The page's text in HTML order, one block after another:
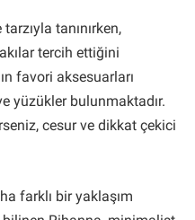
tanınırken,
tercih ettiğini
favori aksesuarları
yüzükler bulunmaktadır.
cesur ve dikkat çekici
farklı bir yaklaşım